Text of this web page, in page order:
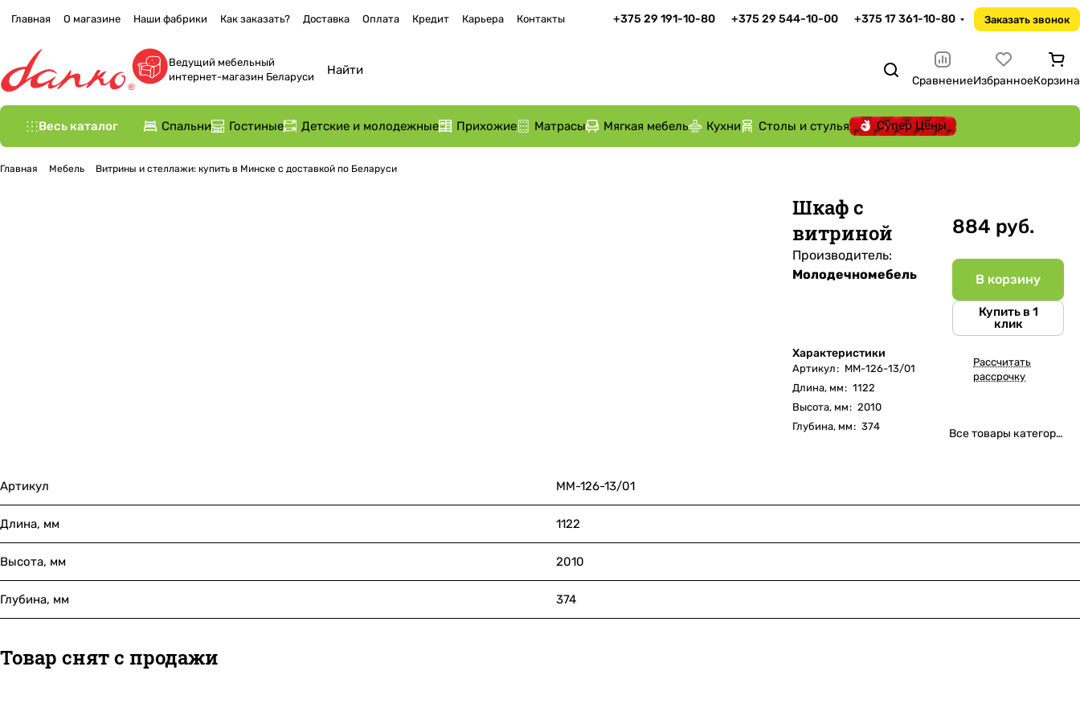
Главная О магазине Наши фабрики Как заказать? Доставка Оплата Кредит Карьера Контакты +375 29 191-10-80 +375 29 544-10-00 +375 17 361-10-80 Заказать звонок
Ведущий мебельный
интернет-магазин Беларуси
СравнениеИзбранноеКорзина
Весь каталог Спальни Гостиные Детские и молодежные Прихожие Матрасы Мягкая мебель Кухни Столы и стулья Супер Цены
Главная Мебель Витрины и стеллажи: купить в Минске с доставкой по Беларуси
Шкаф с
витриной
Производитель:
Молодечномебель
Характеристики
Артикул: ММ-126-13/01
Длина, мм: 1122
Высота, мм: 2010
Глубина, мм: 374
884 руб.
В корзину
Купить в 1
клик
Рассчитать
рассрочку
Все товары категории
Артикул ММ-126-13/01
Длина, мм 1122
Высота, мм 2010
Глубина, мм 374
Товар снят с продажи